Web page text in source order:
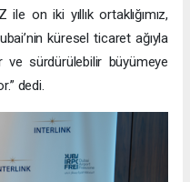
on iki yıllık ortaklığımız,
küresel ticaret ağıyla
sürdürülebilir büyümeye
dedi.